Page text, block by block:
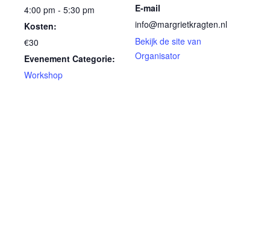
4:00 pm - 5:30 pm
Kosten:
€30
Evenement Categorie:
Workshop
E-mail
info@margrietkragten.nl
Bekijk de site van
Organisator